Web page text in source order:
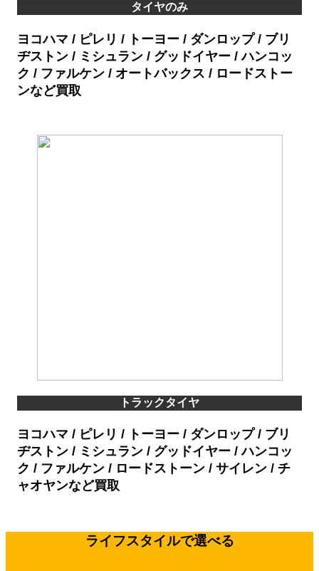
タイヤのみ
ヨコハマ / ピレリ / トーヨー / ダンロップ / ブリ
ヂストン / ミシュラン / グッドイヤー / ハンコッ
ク / ファルケン / オートバックス / ロードストー
ンなど買取
トラックタイヤ
ヨコハマ / ピレリ / トーヨー / ダンロップ / ブリ
ヂストン / ミシュラン / グッドイヤー / ハンコッ
ク / ファルケン / ロードストーン / サイレン / チ
ャオヤンなど買取
ライフスタイルで選べる